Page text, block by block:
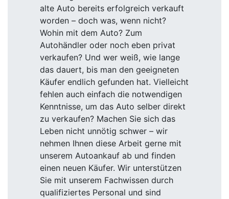
alte Auto bereits erfolgreich verkauft
worden – doch was, wenn nicht?
Wohin mit dem Auto? Zum
Autohändler oder noch eben privat
verkaufen? Und wer weiß, wie lange
das dauert, bis man den geeigneten
Käufer endlich gefunden hat. Vielleicht
fehlen auch einfach die notwendigen
Kenntnisse, um das Auto selber direkt
zu verkaufen? Machen Sie sich das
Leben nicht unnötig schwer – wir
nehmen Ihnen diese Arbeit gerne mit
unserem Autoankauf ab und finden
einen neuen Käufer. Wir unterstützen
Sie mit unserem Fachwissen durch
qualifiziertes Personal und sind